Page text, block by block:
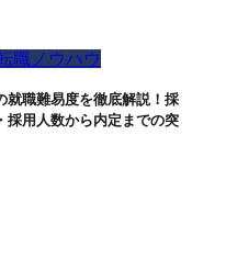
職ノウハウ
就職難易度を徹底解説！採
採用人数から内定までの突